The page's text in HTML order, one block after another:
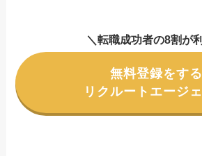
＼転職成功者の8割が
無料登録をする
リクルートエージ